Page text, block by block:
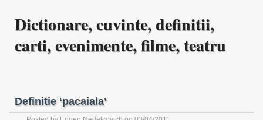
Dictionare, cuvinte, definitii,
carti, evenimente, filme, teatru
Definitie ‘pacaiala’